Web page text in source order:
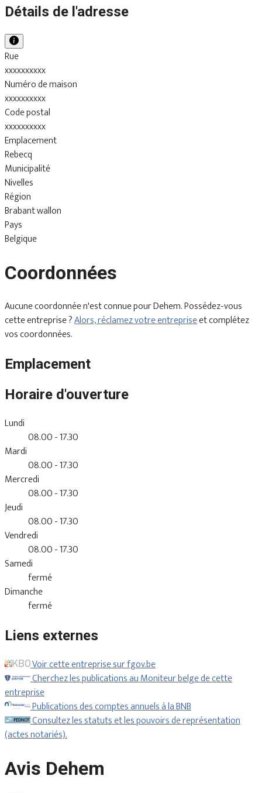
Détails de l'adresse
Rue
xxxxxxxxxx
Numéro de maison
xxxxxxxxxx
Code postal
xxxxxxxxxx
Emplacement
Rebecq
Municipalité
Nivelles
Région
Brabant wallon
Pays
Belgique
Coordonnées
Aucune coordonnée n'est connue pour Dehem. Possédez-vous
cette entreprise ?Alors, réclamez votre entrepriseet complétez
vos coordonnées.
Emplacement
Horaire d'ouverture
Lundi
08.00 - 17.30
Mardi
08.00 - 17.30
Mercredi
08.00 - 17.30
Jeudi
08.00 - 17.30
Vendredi
08.00 - 17.30
Samedi
fermé
Dimanche
fermé
Liens externes
Voir cette entreprise sur fgov.be
Cherchez les publications au Moniteur belge de cette
entreprise
Publications des comptes annuels à la BNB
Consultez les statuts et les pouvoirs de représentation
(actes notariés).
Avis Dehem